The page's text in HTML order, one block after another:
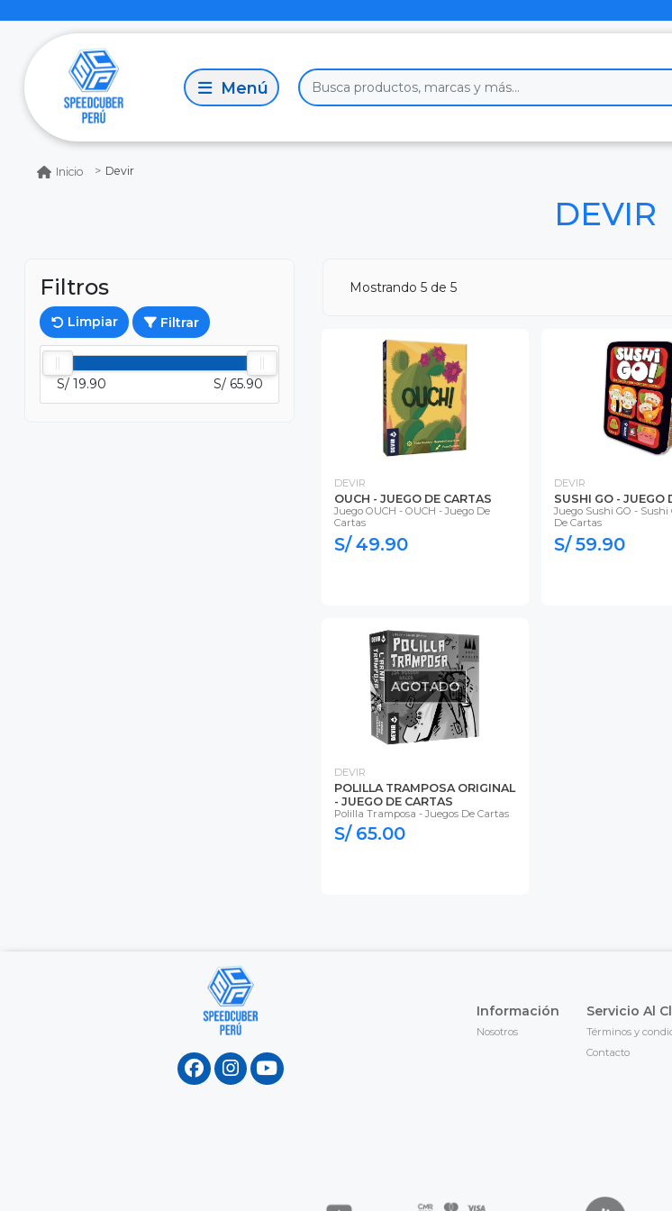
Inicio Devir
DEVIR
Filtros
Limpiar Filtrar
S/ 19.90 S/ 65.90
Mostrando 5 de 5
DEVIR
OUCH - JUEGO DE CARTAS
Juego OUCH - OUCH - Juego De
Cartas
S/ 49.90
DEVIR
SUSHI GO - JUEGO
Juego Sushi GO - Sushi
De Cartas
S/ 59.90
AGOTADO
DEVIR
POLILLA TRAMPOSA ORIGINAL
- JUEGO DE CARTAS
Polilla Tramposa - Juegos De Cartas
S/ 65.00
Información
Nosotros
Servicio Al
Términos y
Contacto